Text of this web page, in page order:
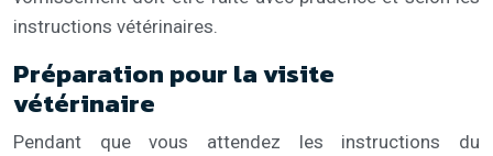
instructions vétérinaires.
Préparation pour la visite
vétérinaire
Pendant que vous attendez les instructions du